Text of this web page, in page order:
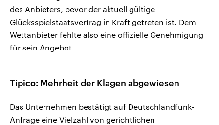
des Anbieters, bevor der aktuell gültige
Glücksspielstaatsvertrag in Kraft getreten ist. Dem
Wettanbieter fehlte also eine offizielle Genehmigung
für sein Angebot.
Tipico: Mehrheit der Klagen abgewiesen
Das Unternehmen bestätigt auf Deutschlandfunk-
Anfrage eine Vielzahl von gerichtlichen